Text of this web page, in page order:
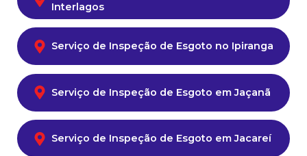
Interlagos
Serviço de Inspeção de Esgoto no Ipiranga
Serviço de Inspeção de Esgoto em Jaçanã
Serviço de Inspeção de Esgoto em Jacareí